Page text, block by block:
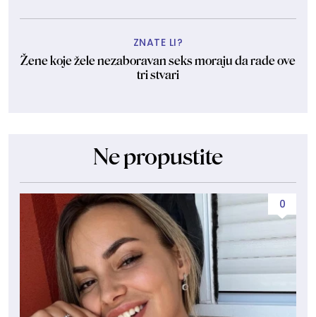
ZNATE LI?
Žene koje žele nezaboravan seks moraju da rade ove
tri stvari
Ne propustite
0